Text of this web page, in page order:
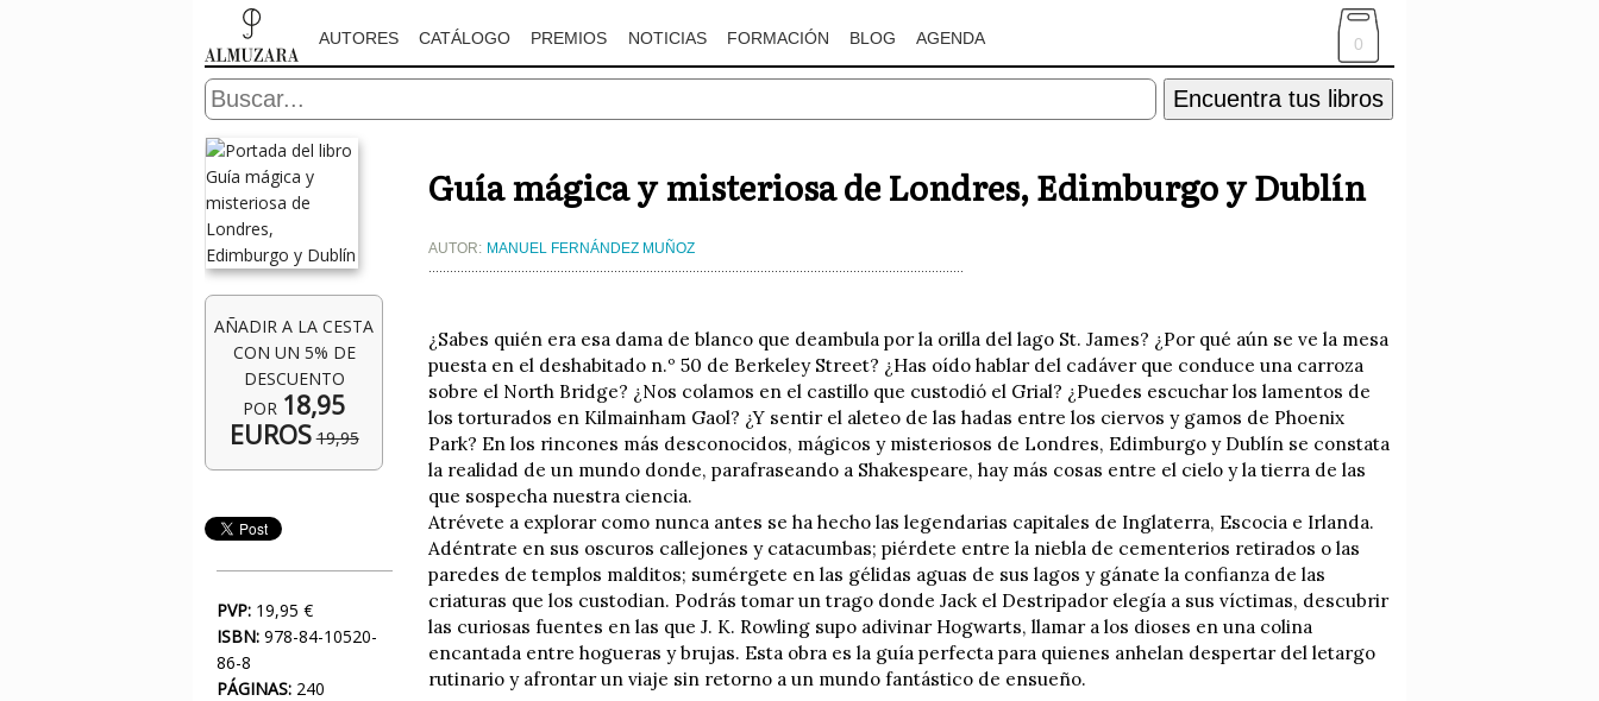
AUTORES CATÁLOGO PREMIOS NOTICIAS FORMACIÓN BLOG AGENDA 0
Encuentra tus libros
AÑADIR A LA CESTA
CON UN 5% DE
DESCUENTO
POR 18,95
EUROS 19,95
PVP: 19,95 €
ISBN: 978-84-10520-
86-8
PÁGINAS: 240
Guía mágica y misteriosa de Londres, Edimburgo y Dublín
AUTOR: MANUEL FERNÁNDEZ MUÑOZ
¿Sabes quién era esa dama de blanco que deambula por la orilla del lago St. James? ¿Por qué aún se ve la mesa
puesta en el deshabitado n.º 50 de Berkeley Street? ¿Has oído hablar del cadáver que conduce una carroza
sobre el North Bridge? ¿Nos colamos en el castillo que custodió el Grial? ¿Puedes escuchar los lamentos de
los torturados en Kilmainham Gaol? ¿Y sentir el aleteo de las hadas entre los ciervos y gamos de Phoenix
Park? En los rincones más desconocidos, mágicos y misteriosos de Londres, Edimburgo y Dublín se constata
la realidad de un mundo donde, parafraseando a Shakespeare, hay más cosas entre el cielo y la tierra de las
que sospecha nuestra ciencia.
Atrévete a explorar como nunca antes se ha hecho las legendarias capitales de Inglaterra, Escocia e Irlanda.
Adéntrate en sus oscuros callejones y catacumbas; piérdete entre la niebla de cementerios retirados o las
paredes de templos malditos; sumérgete en las gélidas aguas de sus lagos y gánate la confianza de las
criaturas que los custodian. Podrás tomar un trago donde Jack el Destripador elegía a sus víctimas, descubrir
las curiosas fuentes en las que J. K. Rowling supo adivinar Hogwarts, llamar a los dioses en una colina
encantada entre hogueras y brujas. Esta obra es la guía perfecta para quienes anhelan despertar del letargo
rutinario y afrontar un viaje sin retorno a un mundo fantástico de ensueño.